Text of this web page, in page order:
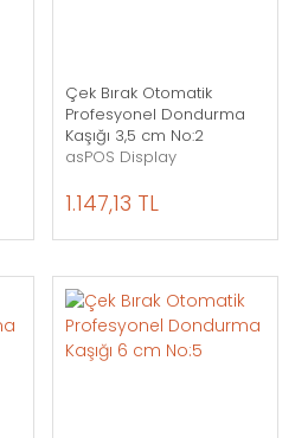
Çek Bırak Otomatik
Profesyonel Dondurma
Kaşığı 3,5 cm No:2
asPOS Display
1.147,13 TL